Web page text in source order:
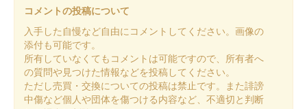
姫路城 御城印 播磨冬の陣
販売終了
姫路城 御城印 DANDELION版
コメントの投稿について
入手した自慢など自由にコメントしてください。画像の
添付も可能です。
所有していなくてもコメントは可能ですので、所有者へ
の質問や見つけた情報などを投稿してください。
ただし売買・交換についての投稿は禁止です。また誹謗
中傷など個人や団体を傷つける内容など、不適切と判断